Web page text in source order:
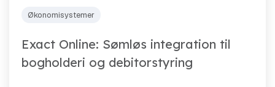
Økonomisystemer
Exact Online: Sømløs integration til
bogholderi og debitorstyring